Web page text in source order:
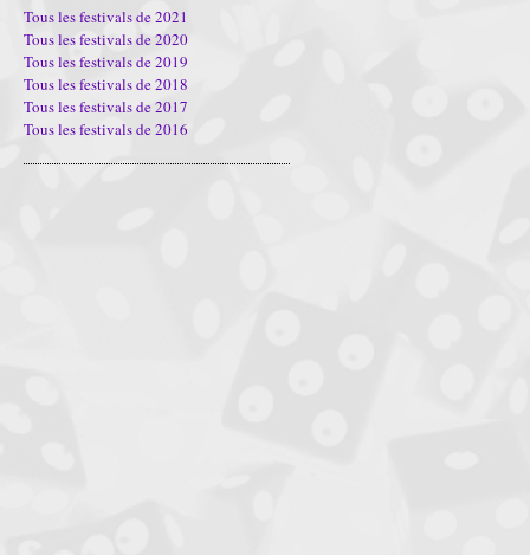
Tous les festivals de 2021
Tous les festivals de 2020
Tous les festivals de 2019
Tous les festivals de 2018
Tous les festivals de 2017
Tous les festivals de 2016